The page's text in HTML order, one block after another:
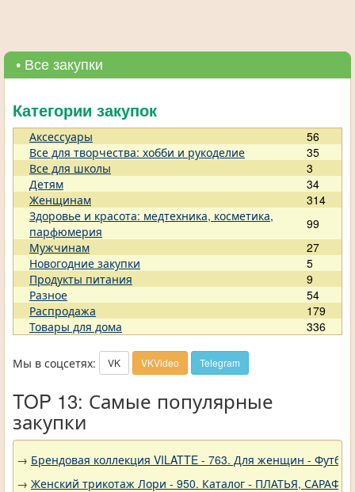
• Все закупки
Категории закупок
Аксессуары
56
Все для творчества: хобби и рукоделие
35
Все для школы
3
Детям
34
Женщинам
314
Здоровье и красота: медтехника, косметика,
парфюмерия
99
Мужчинам
27
Новогодние закупки
5
Продукты питания
9
Разное
54
Распродажа
179
Товары для дома
336
Мы в соцсетях: VK VKVideo Telegram
TOP 13: Самые популярные
закупки
→ Брендовая коллекция VILATTE - 763. Для женщин -
→ Женский трикотаж Лори - 950. Каталог - ПЛАТЬЯ,